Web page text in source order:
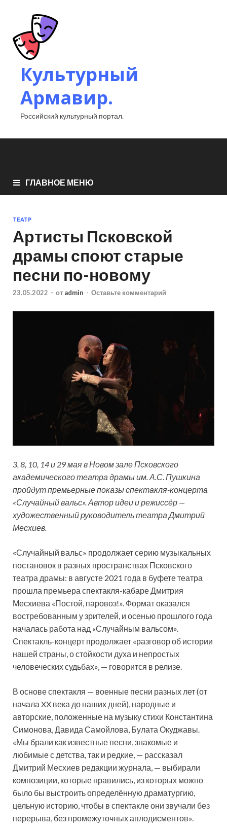
Культурный
Армавир.
Российский культурный портал.
ГЛАВНОЕ МЕНЮ
ТЕАТР
Артисты Псковской
драмы споют старые
песни по-новому
23.05.2022 - от admin - Оставьте комментарий
3, 8, 10, 14 и 29 мая в Новом зале Псковского
академического театра драмы им. А.С. Пушкина
пройдут премьерные показы спектакля-концерта
«Случайный вальс». Автор идеи и режиссёр —
художественный руководитель театра Дмитрий
Месхиев.
«Случайный вальс» продолжает серию музыкальных
постановок в разных пространствах Псковского
театра драмы: в августе 2021 года в буфете театра
прошла премьера спектакля-кабаре Дмитрия
Месхиева «Постой, паровоз!». Формат оказался
востребованным у зрителей, и осенью прошлого года
началась работа над «Случайным вальсом».
Спектакль-концерт продолжает «разговор об истории
нашей страны, о стойкости духа и непростых
человеческих судьбах», — говорится в релизе.
В основе спектакля — военные песни разных лет (от
начала XX века до наших дней), народные и
авторские, положенные на музыку стихи Константина
Симонова, Давида Самойлова, Булата Окуджавы.
«Мы брали как известные песни, знакомые и
любимые с детства, так и редкие, — рассказал
Дмитрий Месхиев редакции журнала, — выбирали
композиции, которые нравились, из которых можно
было бы выстроить определённую драматургию,
цельную историю, чтобы в спектакле они звучали без
перерыва, без промежуточных аплодисментов».